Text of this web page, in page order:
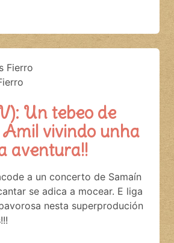
Un tebeo de
vivindo unha
aventura!!
a un concerto de Samaín
se adica a mocear. E liga
nesta superprodución